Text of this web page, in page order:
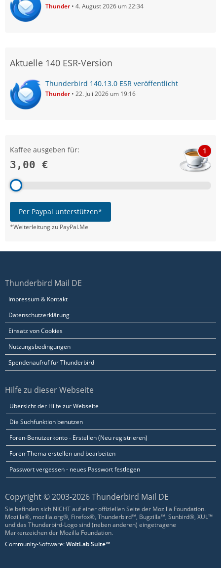
Thunder 4. August 2026 um 22:34
Aktuelle 140 ESR-Version
Thunderbird 140.13.0 ESR veröffentlicht
Thunder 22. Juli 2026 um 19:16
Kaffee ausgeben für:
3,00 €
1
Per Paypal unterstützen*
*Weiterleitung zu PayPal.Me
Thunderbird Mail DE
Impressum & Kontakt
Datenschutzerklärung
Einsatz von Cookies
Nutzungsbedingungen
Spendenaufruf für Thunderbird
Hilfe zu dieser Webseite
Übersicht der Hilfe zur Webseite
Die Suchfunktion benutzen
Foren-Benutzerkonto - Erstellen (Neu registrieren)
Foren-Thema erstellen und bearbeiten
Passwort vergessen - neues Passwort festlegen
Copyright © 2003-2026 Thunderbird Mail DE
Sie befinden sich NICHT auf einer offiziellen Seite der Mozilla Foundation.
Mozilla®, mozilla.org®, Firefox®, Thunderbird™, Bugzilla™, Sunbird®, XUL™
und das Thunderbird-Logo sind (neben anderen) eingetragene
Markenzeichen der Mozilla Foundation.
Community-Software:WoltLab Suite™